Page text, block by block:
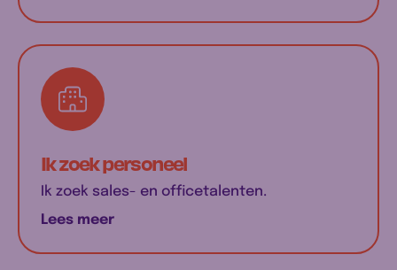
Ik zoek personeel
Ik zoek sales- en officetalenten.
Lees meer